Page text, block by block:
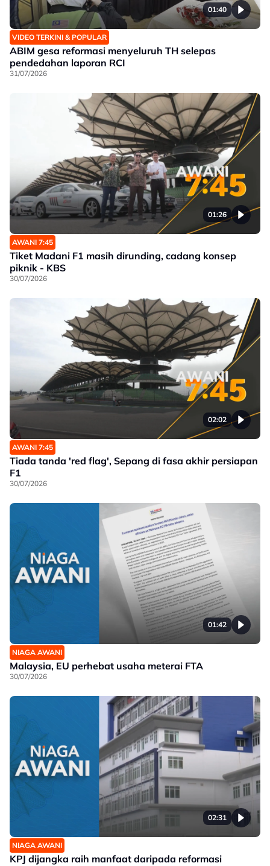
01:40
VIDEO TERKINI & POPULAR
ABIM gesa reformasi menyeluruh TH selepas
pendedahan laporan RCI
31/07/2026
01:26
AWANI 7:45
Tiket Madani F1 masih dirunding, cadang konsep
piknik - KBS
30/07/2026
02:02
AWANI 7:45
Tiada tanda 'red flag', Sepang di fasa akhir persiapan
F1
30/07/2026
01:42
NIAGA AWANI
Malaysia, EU perhebat usaha meterai FTA
30/07/2026
02:31
NIAGA AWANI
KPJ dijangka raih manfaat daripada reformasi